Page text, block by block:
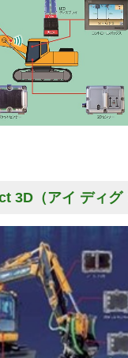
3D（アイ ディグ